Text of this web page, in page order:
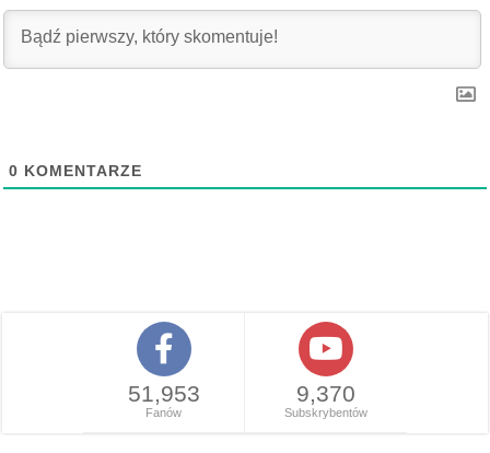
0 KOMENTARZE
51,953
Fanów
9,370
Subskrybentów